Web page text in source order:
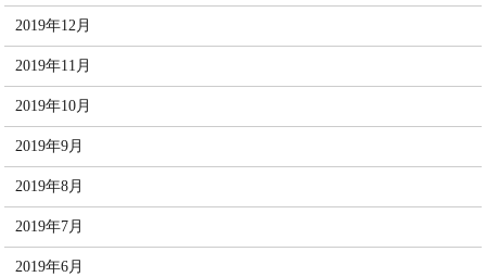
2019年12月
2019年11月
2019年10月
2019年9月
2019年8月
2019年7月
2019年6月